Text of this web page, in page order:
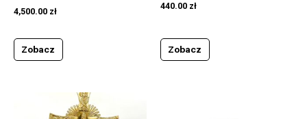
4,500.00 zł
Zobacz
440.00 zł
Zobacz